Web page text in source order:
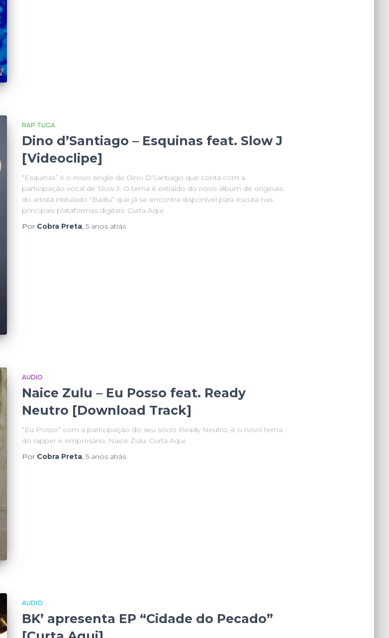
RAP TUGA
Dino d’Santiago – Esquinas feat. Slow J
[Videoclipe]
“Esquinas” é o novo single de Dino D’Santiago que conta com a
participação vocal de Slow J. O tema é extraído do novo álbum de originais
do artista intitulado “Badiu” que já se encontra disponível para escuta nas
principais plataformas digitais. Curta Aqui.
Por Cobra Preta, 5 anosatrás
AUDIO
Naice Zulu – Eu Posso feat. Ready
Neutro [Download Track]
“Eu Posso” com a participação do seu sócio Ready Neutro, é o novo tema
do rapper e empresário, Naice Zulu. Curta Aqui.
Por Cobra Preta, 5 anosatrás
AUDIO
BK’ apresenta EP “Cidade do Pecado”